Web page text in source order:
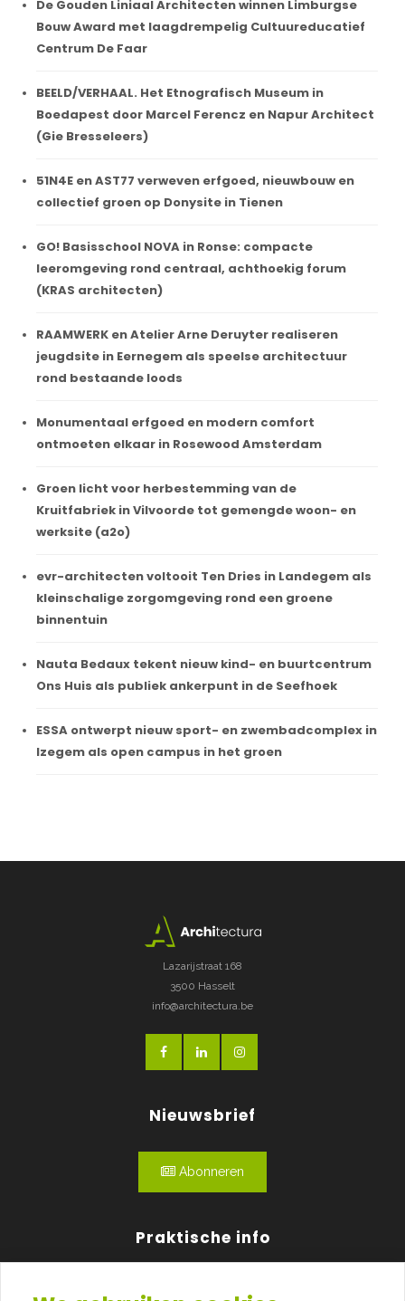
De Gouden Liniaal Architecten winnen Limburgse
Bouw Award met laagdrempelig Cultuureducatief
Centrum De Faar
BEELD/VERHAAL. Het Etnografisch Museum in
Boedapest door Marcel Ferencz en Napur Architect
(Gie Bresseleers)
51N4E en AST77 verweven erfgoed, nieuwbouw en
collectief groen op Donysite in Tienen
GO! Basisschool NOVA in Ronse: compacte
leeromgeving rond centraal, achthoekig forum
(KRAS architecten)
RAAMWERK en Atelier Arne Deruyter realiseren
jeugdsite in Eernegem als speelse architectuur
rond bestaande loods
Monumentaal erfgoed en modern comfort
ontmoeten elkaar in Rosewood Amsterdam
Groen licht voor herbestemming van de
Kruitfabriek in Vilvoorde tot gemengde woon- en
werksite (a2o)
evr-architecten voltooit Ten Dries in Landegem als
kleinschalige zorgomgeving rond een groene
binnentuin
Nauta Bedaux tekent nieuw kind- en buurtcentrum
Ons Huis als publiek ankerpunt in de Seefhoek
ESSA ontwerpt nieuw sport- en zwembadcomplex in
Izegem als open campus in het groen
Lazarijstraat 168
3500 Hasselt
info@architectura.be
Nieuwsbrief
Abonneren
Praktische info